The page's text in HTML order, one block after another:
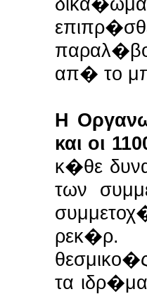
απ� το
Η
και οι
κ�θε
των
ρεκ�ρ.
τα